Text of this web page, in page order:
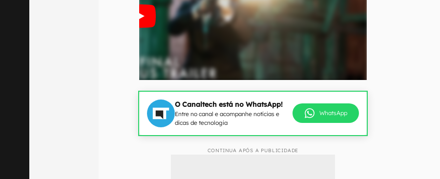
O Canaltech está no WhatsApp!
Entre no canal e acompanhe notícias e
dicas de tecnologia
WhatsApp
CONTINUA APÓS A PUBLICIDADE